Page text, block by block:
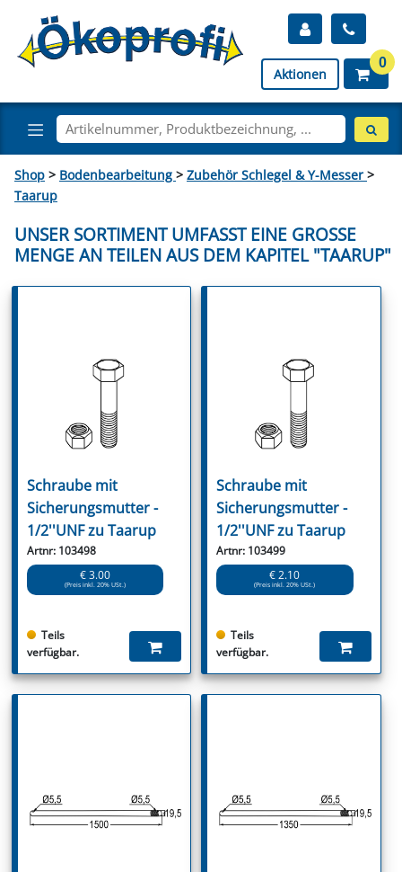
Aktionen
0
Shop > Bodenbearbeitung > Zubehör Schlegel & Y-Messer >
Taarup
UNSER SORTIMENT UMFASST EINE GROSSE M
ENGE AN TEILEN AUS DEM KAPITEL "TAARUP"
Schraube mit
Sicherungsmutter -
1/2''UNF zu Taarup
Artnr: 103498
€ 3.00
(Preis inkl. 20% USt.)
Teils
verfügbar.
Schraube mit
Sicherungsmutter -
1/2''UNF zu Taarup
Artnr: 103499
€ 2.10
(Preis inkl. 20% USt.)
Teils
verfügbar.